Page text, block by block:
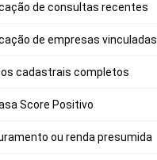
de consultas recentes
de empresas vinculadas
cadastrais completos
Score Positivo
ou renda presumida